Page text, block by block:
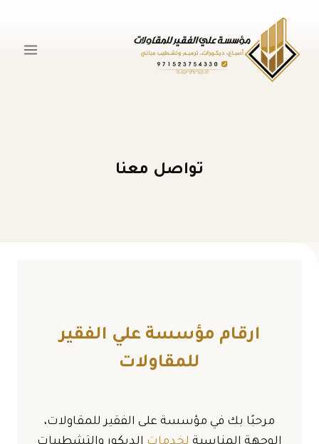
المحتوى
تواصل معنا
ارقام مؤسسة علي الفقير
للمقاولات
مرحبًا بك في مؤسسة على الفقير للمقاولات،